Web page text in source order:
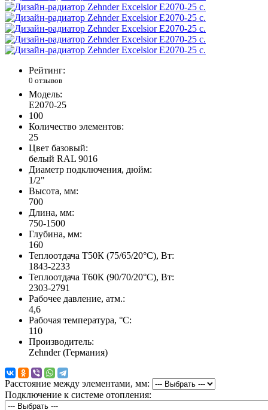
Рейтинг:
0 отзывов
Модель:
E2070-25
100
Количество элементов:
25
Цвет базовый:
белый RAL 9016
Диаметр подключения, дюйм:
1/2"
Высота, мм:
700
Длина, мм:
750-1500
Глубина, мм:
160
Теплоотдача Т50К (75/65/20°C), Вт:
1843-2233
Теплоотдача Т60К (90/70/20°C), Вт:
2303-2791
Рабочее давление, атм.:
4,6
Рабочая температура, °C:
110
Производитель:
Zehnder (Германия)
Расстояние между элементами, мм:
Подключение к системе отопления: